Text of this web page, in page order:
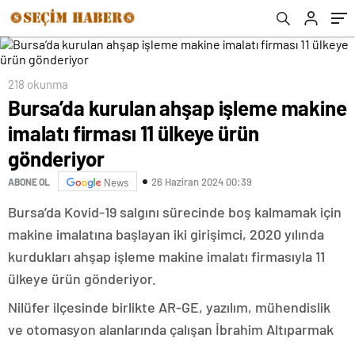
218 okunma
Bursa’da kurulan ahşap işleme makine
imalatı firması 11 ülkeye ürün
gönderiyor
ABONE OL News 26 Haziran 2024 00:39
Bursa’da Kovid-19 salgını sürecinde boş kalmamak için
makine imalatına başlayan iki girişimci, 2020 yılında
kurdukları ahşap işleme makine imalatı firmasıyla 11
ülkeye ürün gönderiyor.
Nilüfer ilçesinde birlikte AR-GE, yazılım, mühendislik
ve otomasyon alanlarında çalışan İbrahim Altıparmak